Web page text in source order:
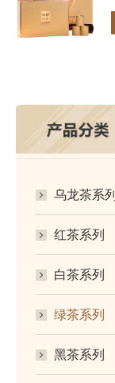
乌龙茶系列
红茶系列
白茶系列
绿茶系列
黑茶系列